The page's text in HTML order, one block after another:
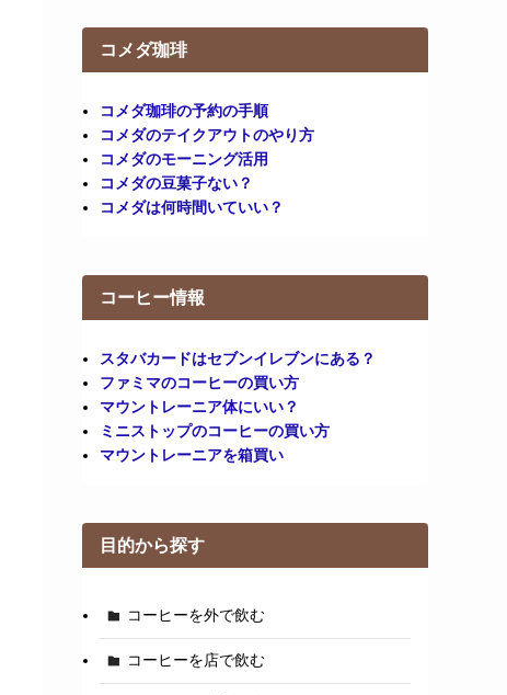
コメダ珈琲
コメダ珈琲の予約の手順
コメダのテイクアウトのやり方
コメダのモーニング活用
コメダの豆菓子ない？
コメダは何時間いていい？
コーヒー情報
スタバカードはセブンイレブンにある？
ファミマのコーヒーの買い方
マウントレーニア体にいい？
ミニストップのコーヒーの買い方
マウントレーニアを箱買い
目的から探す
コーヒーを外で飲む
コーヒーを店で飲む